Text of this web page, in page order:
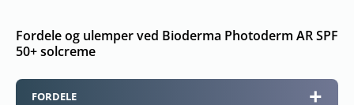
Fordele og ulemper ved Bioderma Photoderm AR SPF
50+ solcreme
FORDELE